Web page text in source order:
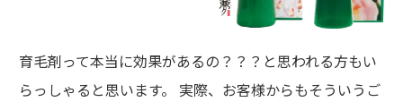
育毛剤って本当に効果があるの？？？と思われる方もい
らっしゃると思います。 実際、お客様からもそういうご